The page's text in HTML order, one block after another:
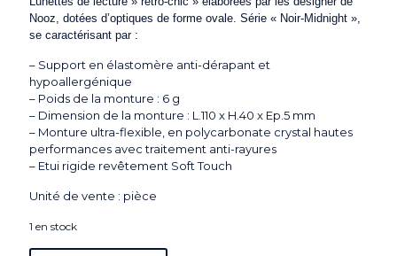
Nooz, dotées d’optiques de forme ovale. Série « Noir-Midnight »,
se caractérisant par :
– Support en élastomère anti-dérapant et
hypoallergénique
– Poids de la monture : 6 g
– Dimension de la monture : L.110 x H.40 x Ep.5 mm
– Monture ultra-flexible, en polycarbonate crystal hautes
performances avec traitement anti-rayures
– Etui rigide revêtement Soft Touch
Unité de vente : pièce
1 en stock